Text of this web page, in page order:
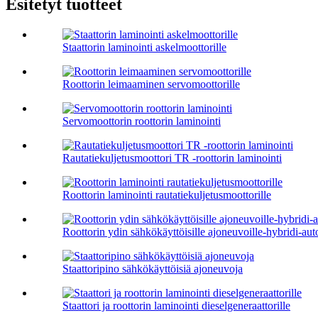
Esitetyt tuotteet
Staattorin laminointi askelmoottorille
Roottorin leimaaminen servomoottorille
Servomoottorin roottorin laminointi
Rautatiekuljetusmoottori TR -roottorin laminointi
Roottorin laminointi rautatiekuljetusmoottorille
Roottorin ydin sähkökäyttöisille ajoneuvoille-hybridi-
Staattoripino sähkökäyttöisiä ajoneuvoja
Staattori ja roottorin laminointi dieselgeneraattorille